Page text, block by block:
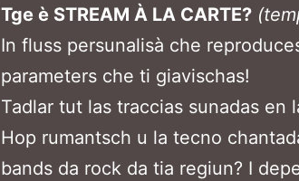
Tge è STREAM À LA CARTE?
In fluss persunalisà che
parameters che ti giavischas!
Tadlar tut las traccias sunadas en
Hop rumantsch u la tecno
bands da rock da tia regiun? I